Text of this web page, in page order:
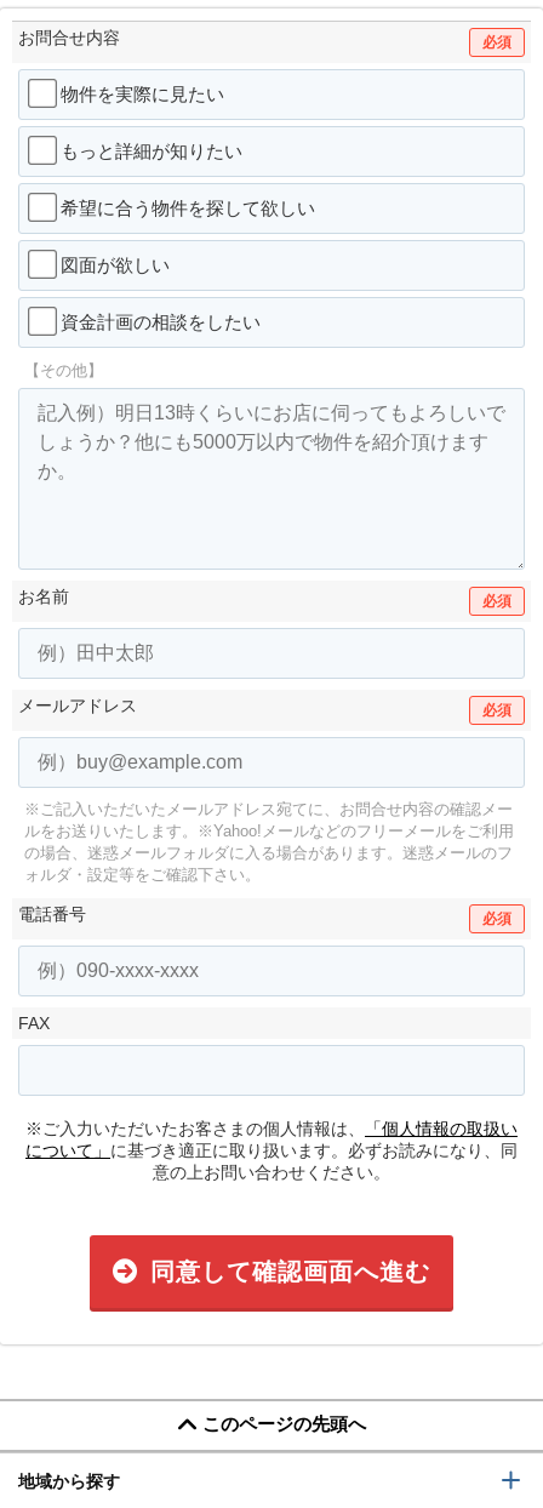
お問合せ内容 必須
物件を実際に見たい
もっと詳細が知りたい
希望に合う物件を探して欲しい
図面が欲しい
資金計画の相談をしたい
【その他】
お名前 必須
メールアドレス 必須
※ご記入いただいたメールアドレス宛てに、お問合せ内容の確認メー
ルをお送りいたします。
※Yahoo!メールなどのフリーメールをご利用
の場合、迷惑メールフォルダに入る場合があります。 迷惑メールのフ
ォルダ・設定等をご確認下さい。
電話番号 必須
FAX
※ご入力いただいたお客さまの個人情報は、
「個人情報の取扱い
について」 に基づき適正に取り扱います。必ずお読みになり、同
意の上お問い合わせください。
同意して確認画面へ進む
このページの先頭へ
地域から探す